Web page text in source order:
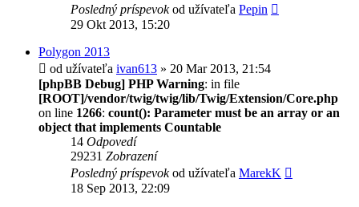
Posledný príspevokod užívateľa Pepin
29 Okt 2013, 15:20
Polygon 2013
od užívateľa ivan613 » 20 Mar 2013, 21:54
[phpBB Debug] PHP Warning: in file
[ROOT]/vendor/twig/twig/lib/Twig/Extension/Core.php
on line 1266: count(): Parameter must be an array or an
object that implements Countable
14 Odpovedí
29231 Zobrazení
Posledný príspevokod užívateľa MarekK
18 Sep 2013, 22:09